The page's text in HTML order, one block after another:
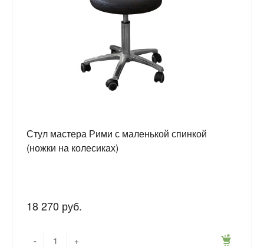
Стул мастера Рими с маленькой спинкой
(ножки на колесиках)
18 270 руб.
- +